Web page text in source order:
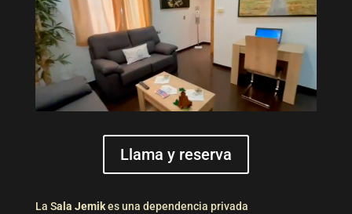
Llama y reserva
La Sala Jemik es una dependencia privada